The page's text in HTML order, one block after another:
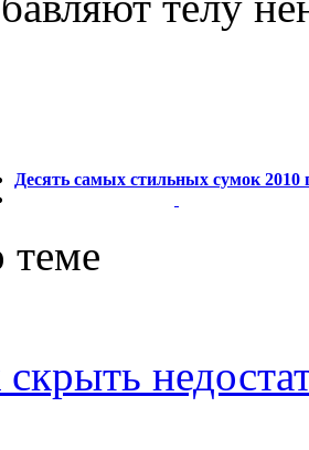
Десять самых стильных сумок 2010
теме
скрыть